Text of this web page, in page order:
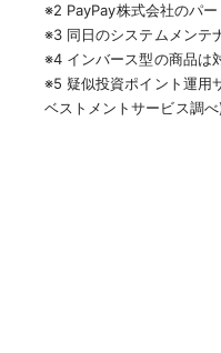
※2 PayPay株式会社のパ
※3 同日のシステムメンテ
※4 インバース型の商品は
※5 疑似投資ポイント運用
ベストメントサービス調べ